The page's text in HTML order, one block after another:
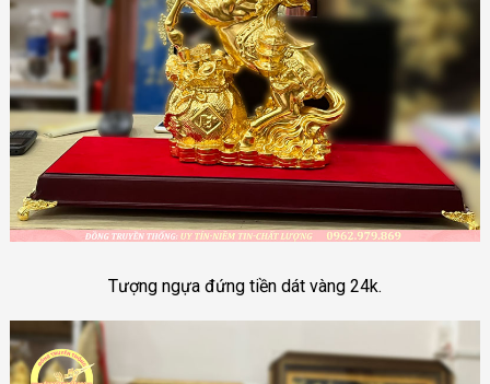
Tượng ngựa đứng tiền dát vàng 24k.